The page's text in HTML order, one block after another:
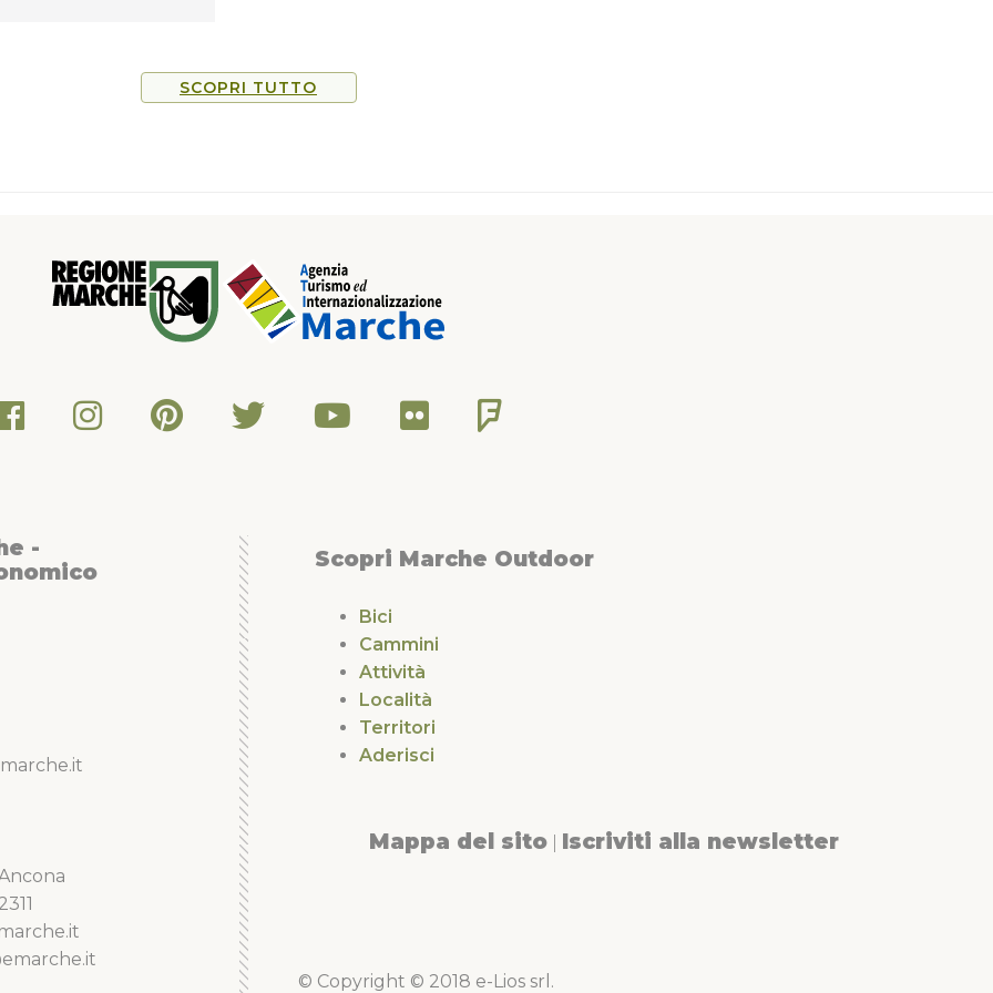
di Nocria dove si apre una
Si continua poi fino al
quello di avere curato una
è praticata con grande
sociali e politici di
Studi Avellaniti e la
SCOPRI TUTTO
-
Scopri Marche Outdoor
Bici
Cammini
Attività
Località
Territori
Aderisci
Mappa del sito Iscriviti alla newsletter
© Copyright © 2018 e-Lios srl.